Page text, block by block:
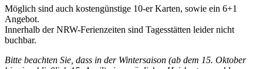
Möglich sind auch kostengünstige 10-er Karten, sowie ein 6+1
Angebot.
Innerhalb der NRW-Ferienzeiten sind Tagesstätten leider nicht
buchbar.
Bitte beachten Sie, dass in der Wintersaison (ab dem 15. Oktober